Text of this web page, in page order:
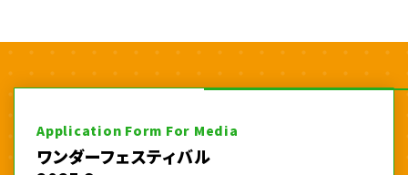
Application Form For Media
ワンダーフェスティバル